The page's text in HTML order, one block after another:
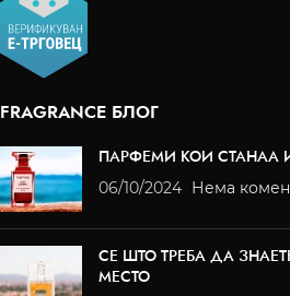
FRAGRANCE БЛОГ
ПАРФЕМИ КОИ СТАНАА
06/10/2024 Нема
СЕ ШТО ТРЕБА ДА
МЕСТО